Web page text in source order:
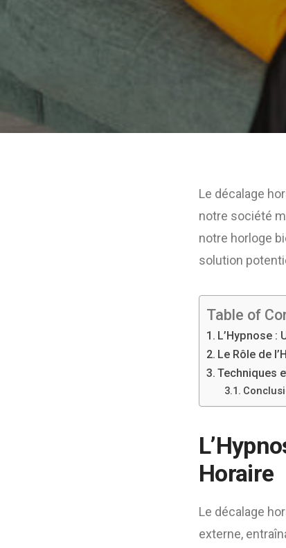
Le décalage
notre société
notre horloge
solution
Table of
L’Hypnose :
Le Rôle de
Techniques
Horaire
Le décalage
externe,